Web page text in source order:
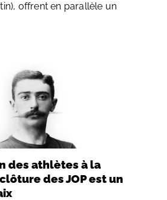
offrent en parallèle un
des athlètes à la
des JOP est un